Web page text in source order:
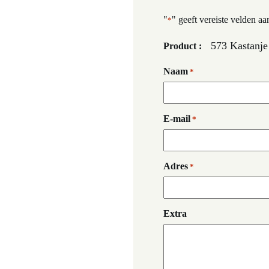
"*" geeft vereiste velden
Product : 573 Kastanje
Naam *
E-mail *
Adres *
Extra